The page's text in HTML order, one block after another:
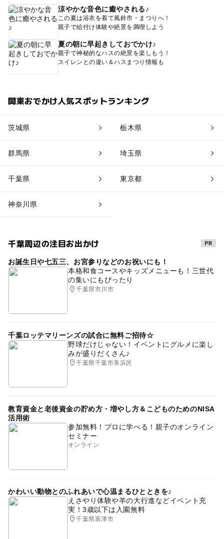
涼やかな音色に癒やされる♪
この夏は浴衣を着て風鈴市・まつりへ！
親子で絵付け体験や絶景を満喫しよう
夏の朝に早起きしておでかけ♪
親子で神秘的なハスの絶景を楽しもう！
スイレンとの違い＆ハスまつり情報も
関東おでかけ人気スポットランキング
茨城県 栃木県
群馬県 埼玉県
千葉県 東京都
神奈川県
千葉周辺の注目お出かけ
お誕生日や七五三、お宮参りなどのお祝いにも！
本格和食コースやキッズメニューも！三世代
の集いにもぴったり
千葉県市川市
千葉ロッテマリーンズの試合に無料ご招待☆
野球だけじゃない！イベントにグルメに楽し
みが盛りだくさん♪
千葉県千葉市美浜区
教育資金と老後資金の貯め方・増やし方＆こどものためのNISA
活用術
参加無料！プロに学べる！親子のオンライン
セミナー
オンライン
かわいい動物とのふれあいで心温まるひとときを♪
えさやり体験や羊の大行進などイベント充
実！3歳以下は入園無料
千葉県富津市